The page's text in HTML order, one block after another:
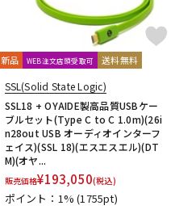
新品 WEB注文店頭受取可 送料無料
SSL(Solid State Logic)
SSL18 + OYAIDE製高品質USBケー
ブルセット(Type C to C 1.0m)(26i
n28out USB オーディオインターフ
ェイス)(SSL 18)(エスエスエル)(DT
M)(オヤ...
販売価格¥193,050(税込)
ポイント：1%(1755pt)